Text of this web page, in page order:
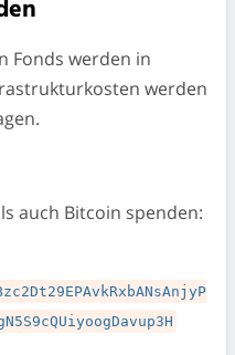
Fonds werden in
werden
auch Bitcoin spenden: